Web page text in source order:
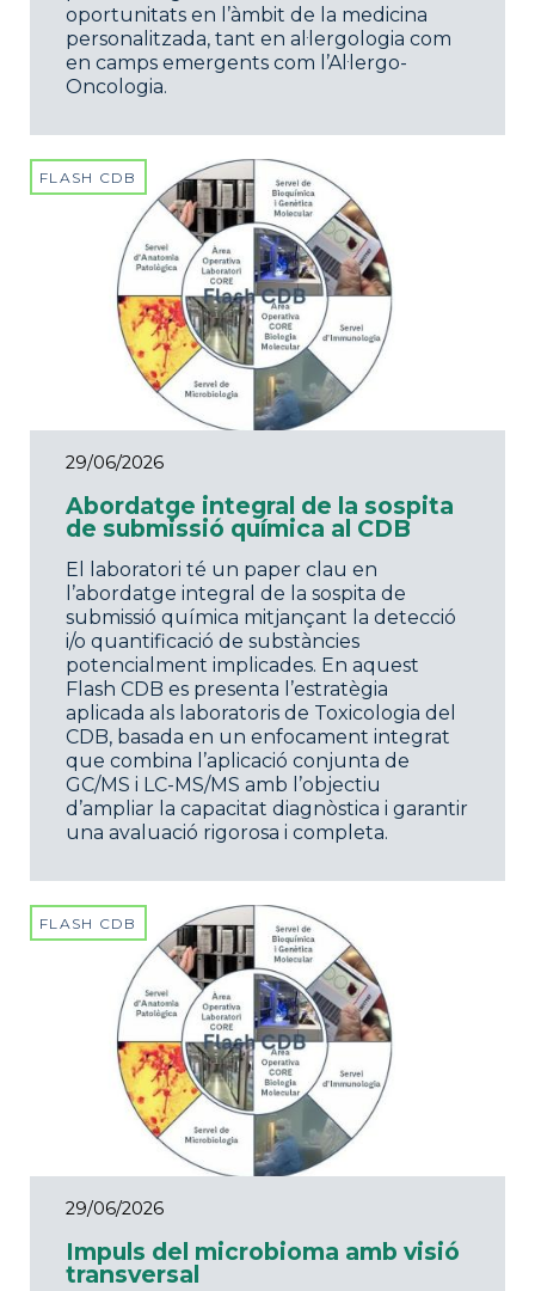
oportunitats en l’àmbit de la medicina
personalitzada, tant en al·lergologia com
en camps emergents com l’Al·lergo-
Oncologia.
FLASH CDB
29/06/2026
Abordatge integral de la sospita
de submissió química al CDB
El laboratori té un paper clau en
l’abordatge integral de la sospita de
submissió química mitjançant la detecció
i/o quantificació de substàncies
potencialment implicades. En aquest
Flash CDB es presenta l’estratègia
aplicada als laboratoris de Toxicologia del
CDB, basada en un enfocament integrat
que combina l’aplicació conjunta de
GC/MS i LC-MS/MS amb l’objectiu
d’ampliar la capacitat diagnòstica i garantir
una avaluació rigorosa i completa.
FLASH CDB
29/06/2026
Impuls del microbioma amb visió
transversal